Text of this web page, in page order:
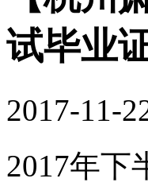
试毕业
2017-11-
2017年下